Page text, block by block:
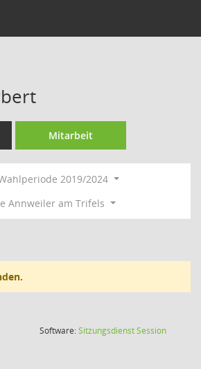
Mitarbeit
2019/2024
Annweiler am Trifels
Software:SitzungsdienstSession(Wird in